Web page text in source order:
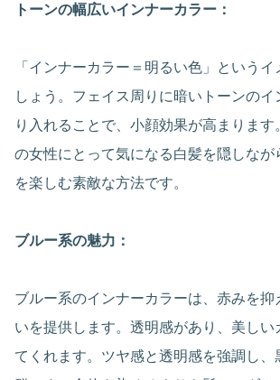
トーンの幅広いインナーカラー：
「インナーカラー＝明るい色」というイ
しょう。フェイス周りに暗いトーンのイ
り入れることで、小顔効果が高まりま
の女性にとって気になる白髪を隠しなが
を楽しむ素敵な方法です。
ブルー系の魅力：
ブルー系のインナーカラーは、赤みを抑
いを提供します。透明感があり、美しい
てくれます。ツヤ感と透明感を強調し、